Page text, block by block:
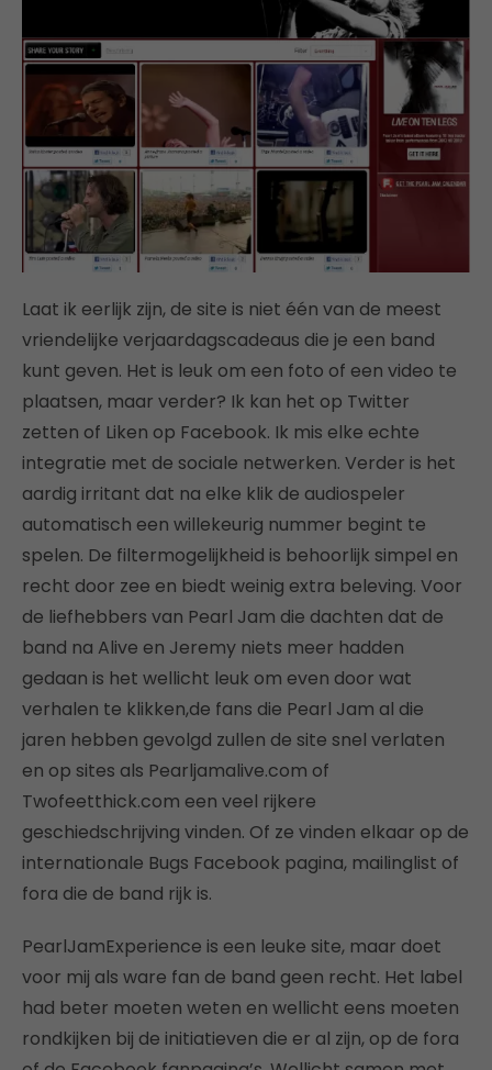
Laat ik eerlijk zijn, de site is niet één van de meest
vriendelijke verjaardagscadeaus die je een band
kunt geven. Het is leuk om een foto of een video te
plaatsen, maar verder? Ik kan het op Twitter
zetten of Liken op Facebook. Ik mis elke echte
integratie met de sociale netwerken. Verder is het
aardig irritant dat na elke klik de audiospeler
automatisch een willekeurig nummer begint te
spelen. De filtermogelijkheid is behoorlijk simpel en
recht door zee en biedt weinig extra beleving. Voor
de liefhebbers van Pearl Jam die dachten dat de
band na Alive en Jeremy niets meer hadden
gedaan is het wellicht leuk om even door wat
verhalen te klikken,de fans die Pearl Jam al die
jaren hebben gevolgd zullen de site snel verlaten
en op sites als Pearljamalive.com of
Twofeetthick.com een veel rijkere
geschiedschrijving vinden. Of ze vinden elkaar op de
internationale Bugs Facebook pagina, mailinglist of
fora die de band rijk is.
PearlJamExperience is een leuke site, maar doet
voor mij als ware fan de band geen recht. Het label
had beter moeten weten en wellicht eens moeten
rondkijken bij de initiatieven die er al zijn, op de fora